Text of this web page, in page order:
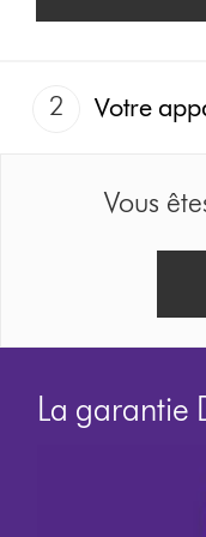
2 Votre
Vous
La garantie